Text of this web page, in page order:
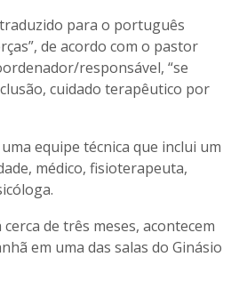
para o português
de acordo com o pastor
responsável, “se
cuidado terapêutico por
equipe técnica que inclui um
médico, fisioterapeuta,
de três meses, acontecem
em uma das salas do Ginásio